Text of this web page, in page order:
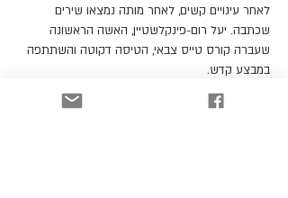
לאחר עינויים קשים, לאחר מותה נמצאו שירים
שכתבה. יעל רום-פינקלשטיין, האשה הראשונה
שעברה קורס טייס צבאי, הטיסה דקוטה והשתתפה
במבצע קדש.